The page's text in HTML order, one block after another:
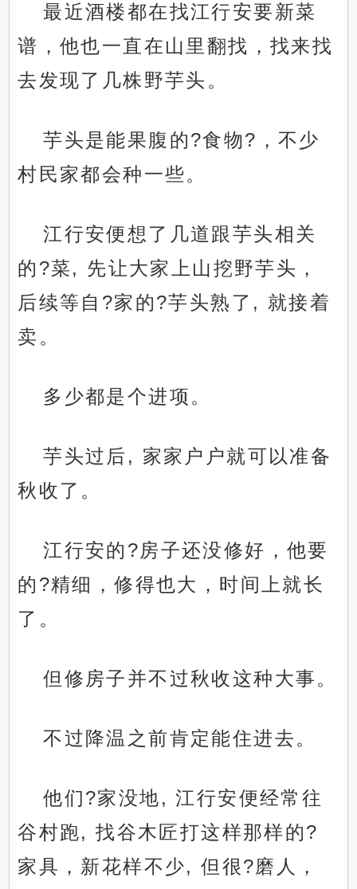
最近酒楼都在找江行安要新菜
谱，他也一直在山里翻找，找来找
去发现了几株野芋头。
芋头是能果腹的?食物?，不少
村民家都会种一些。
江行安便想了几道跟芋头相关
的?菜, 先让大家上山挖野芋头，
后续等自?家的?芋头熟了, 就接着
卖。
多少都是个进项。
芋头过后, 家家户户就可以准备
秋收了。
江行安的?房子还没修好，他要
的?精细，修得也大，时间上就长
了。
但修房子并不过秋收这种大事。
不过降温之前肯定能住进去。
他们?家没地, 江行安便经常往
谷村跑, 找谷木匠打这样那样的?
家具，新花样不少, 但很?磨人，